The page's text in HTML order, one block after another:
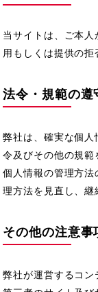
当サイトは、ご本人
用もしくは提供の拒
法令・規範の遵
弊社は、確実な個
令及びその他の規範
個人情報の管理方法
理方法を見直し、継
その他の注意事
弊社が運営するコン